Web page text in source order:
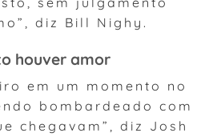
diz Bill Nighy.
houver amor
em um momento no
bombardeado com
chegavam”, diz Josh